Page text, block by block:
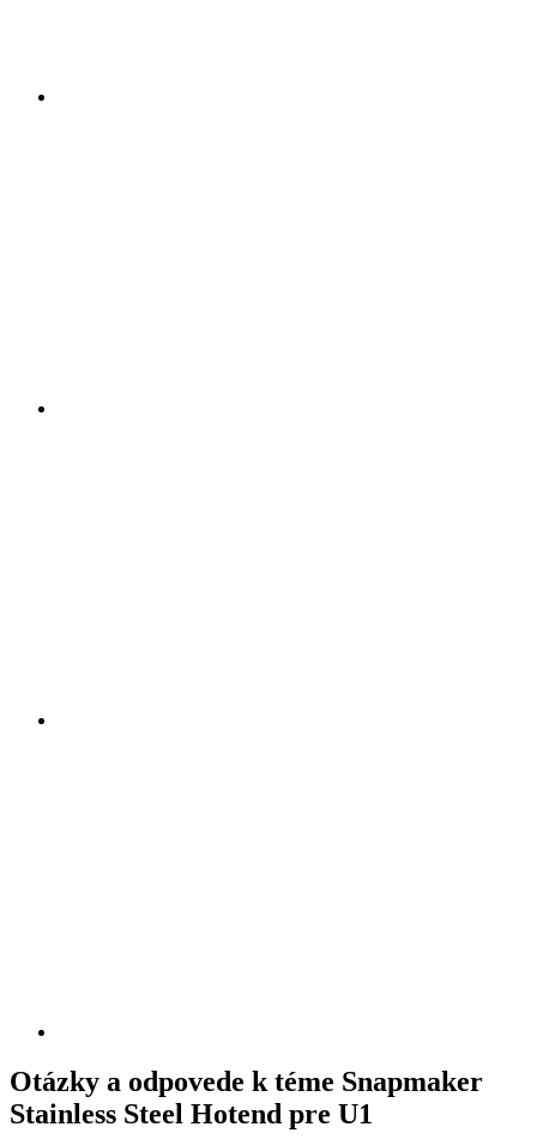
Otázky a odpovede k téme Snapmaker
Stainless Steel Hotend pre U1